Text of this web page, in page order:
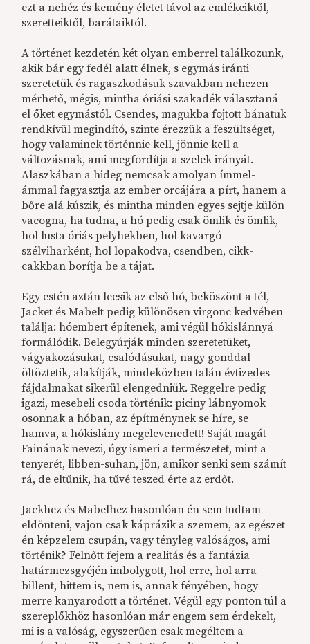
ezt a nehéz és kemény életet távol az emlékeiktől,
szeretteiktől, barátaiktól.
A történet kezdetén két olyan emberrel találkozunk,
akik bár egy fedél alatt élnek, s egymás iránti
szeretetük és ragaszkodásuk szavakban nehezen
mérhető, mégis, mintha óriási szakadék választaná
el őket egymástól. Csendes, magukba fojtott bánatuk
rendkívül megindító, szinte érezzük a feszültséget,
hogy valaminek történnie kell, jönnie kell a
változásnak, ami megfordítja a szelek irányát.
Alaszkában a hideg nemcsak amolyan ímmel-
ámmal fagyasztja az ember orcájára a pírt, hanem a
bőre alá kúszik, és mintha minden egyes sejtje külön
vacogna, ha tudna, a hó pedig csak ömlik és ömlik,
hol lusta óriás pelyhekben, hol kavargó
szélviharként, hol lopakodva, csendben, cikk-
cakkban borítja be a tájat.
Egy estén aztán leesik az első hó, beköszönt a tél,
Jacket és Mabelt pedig különösen virgonc kedvében
találja: hóembert építenek, ami végül hókislánnyá
formálódik. Belegyúrják minden szeretetüket,
vágyakozásukat, csalódásukat, nagy gonddal
öltöztetik, alakítják, mindeközben talán évtizedes
fájdalmakat sikerül elengedniük. Reggelre pedig
igazi, mesebeli csoda történik: piciny lábnyomok
osonnak a hóban, az építménynek se híre, se
hamva, a hókislány megelevenedett! Saját magát
Fainának nevezi, úgy ismeri a természetet, mint a
tenyerét, libben-suhan, jön, amikor senki sem számít
rá, de eltűnik, ha tűvé teszed érte az erdőt.
Jackhez és Mabelhez hasonlóan én sem tudtam
eldönteni, vajon csak káprázik a szemem, az egészet
én képzelem csupán, vagy tényleg valóságos, ami
történik? Felnőtt fejem a realitás és a fantázia
határmezsgyéjén imbolygott, hol erre, hol arra
billent, hittem is, nem is, annak fényében, hogy
merre kanyarodott a történet. Végül egy ponton túl a
szereplőkhöz hasonlóan már engem sem érdekelt,
mi is a valóság, egyszerűen csak megéltem a